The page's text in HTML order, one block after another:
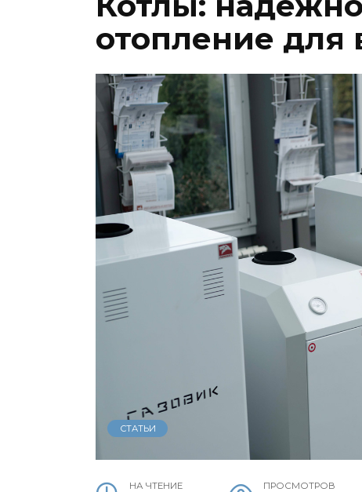
отопление для
СТАТЬИ
НА ЧТЕНИЕ ПРОСМОТРОВ